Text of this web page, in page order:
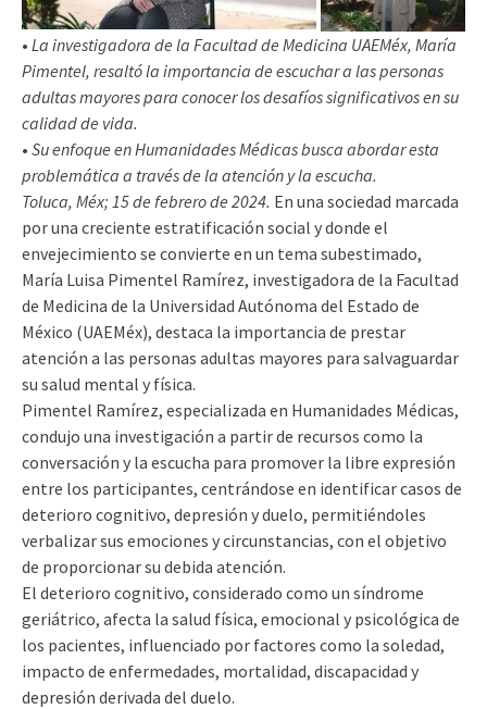
• La investigadora de la Facultad de Medicina UAEMéx, María
Pimentel, resaltó la importancia de escuchar a las personas
adultas mayores para conocer los desafíos significativos en su
calidad de vida.
• Su enfoque en Humanidades Médicas busca abordar esta
problemática a través de la atención y la escucha.
Toluca, Méx; 15 de febrero de 2024. En una sociedad marcada
por una creciente estratificación social y donde el
envejecimiento se convierte en un tema subestimado,
María Luisa Pimentel Ramírez, investigadora de la Facultad
de Medicina de la Universidad Autónoma del Estado de
México (UAEMéx), destaca la importancia de prestar
atención a las personas adultas mayores para salvaguardar
su salud mental y física.
Pimentel Ramírez, especializada en Humanidades Médicas,
condujo una investigación a partir de recursos como la
conversación y la escucha para promover la libre expresión
entre los participantes, centrándose en identificar casos de
deterioro cognitivo, depresión y duelo, permitiéndoles
verbalizar sus emociones y circunstancias, con el objetivo
de proporcionar su debida atención.
El deterioro cognitivo, considerado como un síndrome
geriátrico, afecta la salud física, emocional y psicológica de
los pacientes, influenciado por factores como la soledad,
impacto de enfermedades, mortalidad, discapacidad y
depresión derivada del duelo.